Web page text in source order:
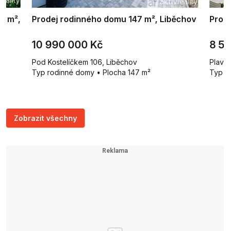
m², Prodej rodinného domu 147 m², Liběchov
10 990 000 Kč
Pod Kostelíčkem 106, Liběchov
Typ rodinné domy • Plocha 147 m²
8
Plavy
Typ
Zobrazit všechny